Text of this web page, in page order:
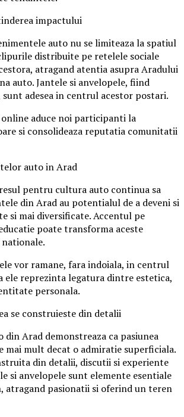
impactului
auto nu se limiteaza la spatiul
distribuite pe retelele sociale
atragand atentia asupra Aradului
auto. Jantele si anvelopele, fiind
sunt adesea in centrul acestor postari.
online aduce noi participanti la
si consolideaza reputatia comunitatii
auto in Arad
pentru cultura auto continua sa
din Arad au potentialul de a deveni si
si mai diversificate. Accentul pe
poate transforma aceste
vor ramane, fara indoiala, in centrul
ele reprezinta legatura dintre estetica,
personala.
se construieste din detalii
din Arad demonstreaza ca pasiunea
mai mult decat o admiratie superficiala.
din detalii, discutii si experiente
si anvelopele sunt elemente esentiale
atragand pasionatii si oferind un teren